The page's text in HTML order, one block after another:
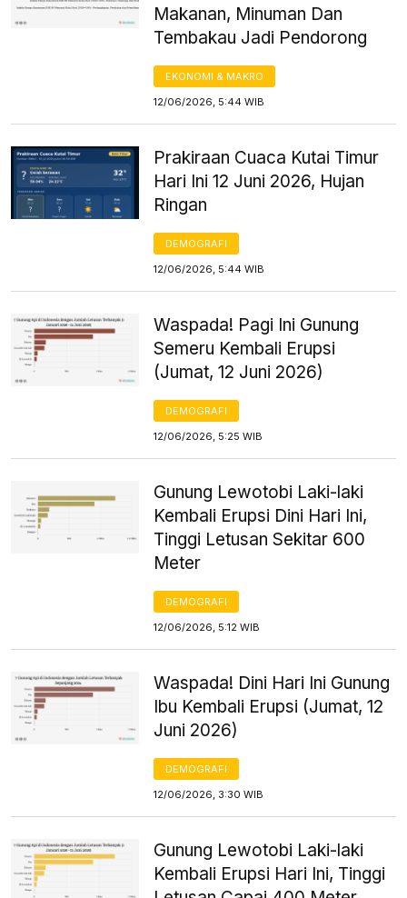
Makanan, Minuman Dan
Tembakau Jadi Pendorong
EKONOMI & MAKRO
12/06/2026, 5:44 WIB
Prakiraan Cuaca Kutai Timur
Hari Ini 12 Juni 2026, Hujan
Ringan
DEMOGRAFI
12/06/2026, 5:44 WIB
Waspada! Pagi Ini Gunung
Semeru Kembali Erupsi
(Jumat, 12 Juni 2026)
DEMOGRAFI
12/06/2026, 5:25 WIB
Gunung Lewotobi Laki-laki
Kembali Erupsi Dini Hari Ini,
Tinggi Letusan Sekitar 600
Meter
DEMOGRAFI
12/06/2026, 5:12 WIB
Waspada! Dini Hari Ini Gunung
Ibu Kembali Erupsi (Jumat, 12
Juni 2026)
DEMOGRAFI
12/06/2026, 3:30 WIB
Gunung Lewotobi Laki-laki
Kembali Erupsi Hari Ini, Tinggi